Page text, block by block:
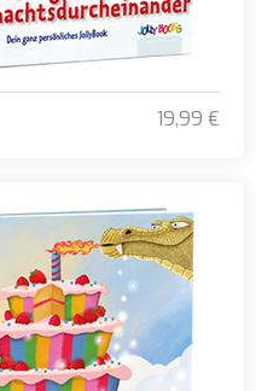
19,99 €